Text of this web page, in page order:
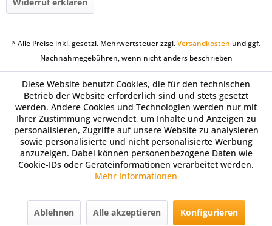
* Alle Preise inkl. gesetzl. Mehrwertsteuer zzgl.Versandkosten und ggf.
Nachnahmegebühren, wenn nicht anders beschrieben
Diese Website benutzt Cookies, die für den technischen
Betrieb der Website erforderlich sind und stets gesetzt
werden. Andere Cookies und Technologien werden nur mit
Ihrer Zustimmung verwendet, um Inhalte und Anzeigen zu
personalisieren, Zugriffe auf unsere Website zu analysieren
sowie personalisierte und nicht personalisierte Werbung
anzuzeigen. Dabei können personenbezogene Daten wie
Cookie-IDs oder Geräteinformationen verarbeitet werden.
Mehr Informationen
Ablehnen Alle akzeptieren Konfigurieren